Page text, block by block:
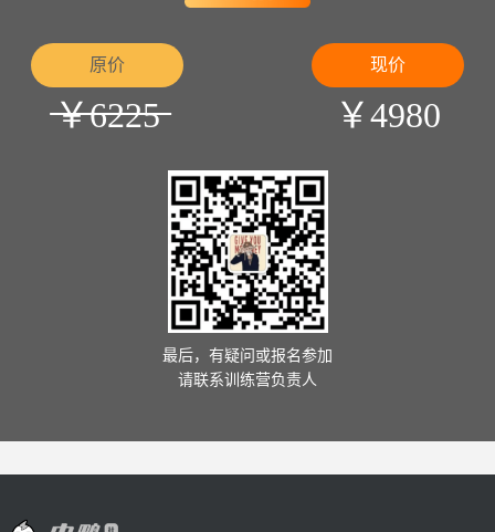
原价
￥6225
现价
￥4980
最后，有疑问或报名参加
请联系训练营负责⼈